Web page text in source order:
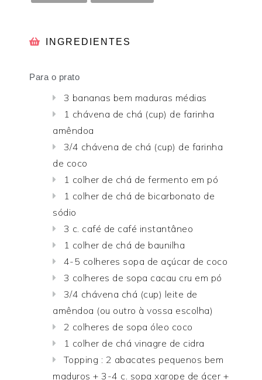
INGREDIENTES
Para o prato
3 bananas bem maduras médias
1 chávena de chá (cup) de farinha
amêndoa
3/4 chávena de chá (cup) de farinha
de coco
1 colher de chá de fermento em pó
1 colher de chá de bicarbonato de
sódio
3 c. café de café instantâneo
1 colher de chá de baunilha
4-5 colheres sopa de açúcar de coco
3 colheres de sopa cacau cru em pó
3/4 chávena chá (cup) leite de
amêndoa (ou outro à vossa escolha)
2 colheres de sopa óleo coco
1 colher de chá vinagre de cidra
Topping : 2 abacates pequenos bem
maduros + 3-4 c. sopa xarope de ácer +